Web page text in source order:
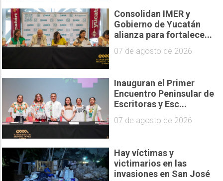
Consolidan IMER y
Gobierno de Yucatán
alianza para fortalece...
07 de agosto de 2026
Inauguran el Primer
Encuentro Peninsular de
Escritoras y Esc...
07 de agosto de 2026
Hay víctimas y
victimarios en las
invasiones en San José